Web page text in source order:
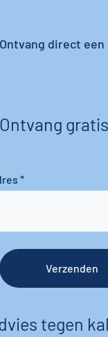
Ontvang
Ontvang direct een
Verzenden
tegen